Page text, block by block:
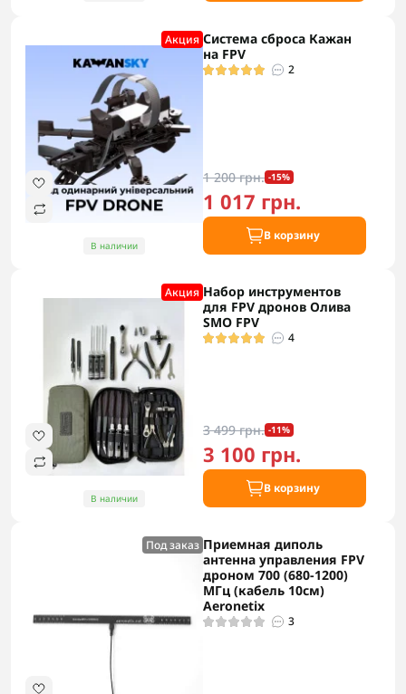
Акция
В наличии
Система сброса Кажан
на FPV
2
1 200 грн. -15%
1 017 грн.
В корзину
Акция
В наличии
Набор инструментов
для FPV дронов Олива
SMO FPV
4
3 499 грн. -11%
3 100 грн.
В корзину
Под заказ Приемная диполь
антенна управления FPV
дроном 700 (680-1200)
МГц (кабель 10см)
Aeronetix
3